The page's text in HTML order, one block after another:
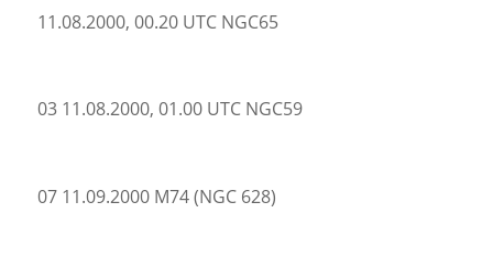
11.08.2000, 00.20 UTC NGC65
03 11.08.2000, 01.00 UTC NGC59
07 11.09.2000 M74 (NGC 628)